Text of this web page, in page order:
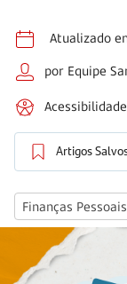
Atualizado
por Equipe
Acessibilidade
Artigos
Finanças Pessoais